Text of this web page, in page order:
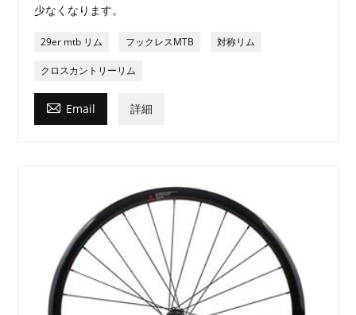
少なくなります。
29er mtb リム フックレスMTB 対称リム
クロスカントリーリム
 Email 詳細